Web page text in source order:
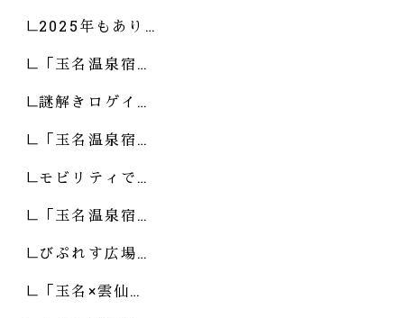
2025年もあり…
「玉名温泉宿…
謎解きロゲイ…
「玉名温泉宿…
モビリティで…
「玉名温泉宿…
びぷれす広場…
「玉名×雲仙…